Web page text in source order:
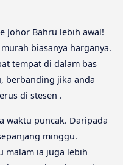
Johor Bahru lebih awal!
biasanya harganya.
tempat di dalam bas
berbanding jika anda
di stesen .
waktu puncak. Daripada
minggu.
malam ia juga lebih